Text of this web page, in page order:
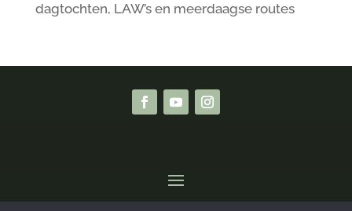
dagtochten, LAW’s en meerdaagse routes